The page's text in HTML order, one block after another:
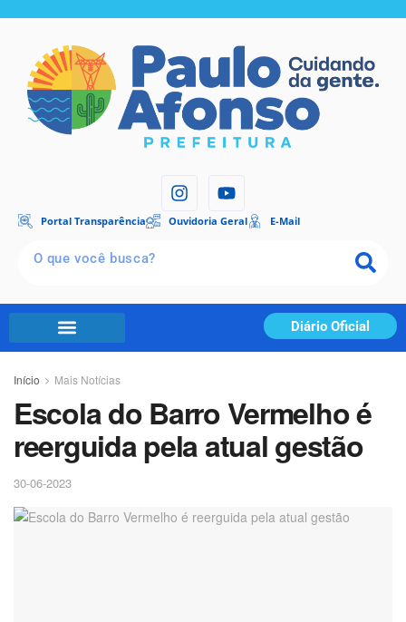
Portal Transparência Ouvidoria Geral E-Mail
Diário Oficial
Início Mais Notícias
Escola do Barro Vermelho é
reerguida pela atual gestão
30-06-2023